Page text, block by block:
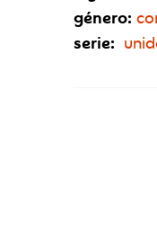
género:
serie: